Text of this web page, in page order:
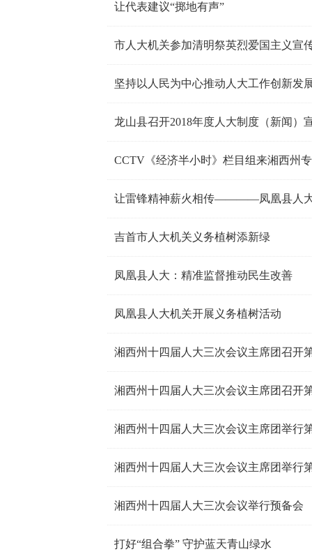
让代表建议“掷地有声”
市人大机关参加清明祭英烈爱国主义宣
坚持以人民为中心推动人大工作创新发
龙山县召开2018年度人大制度（新闻）
CCTV《经济半小时》栏目组来湘西州
让雷锋精神薪火相传————凤凰县人大
吉首市人大机关义务植树添新绿
凤凰县人大：精准监督推动民生改善
凤凰县人大机关开展义务植树活动
湘西州十四届人大三次会议主席团召开
湘西州十四届人大三次会议主席团召开
湘西州十四届人大三次会议主席团举行
湘西州十四届人大三次会议主席团举行
湘西州十四届人大三次会议举行预备会
打好“组合拳” 守护蓝天青山绿水